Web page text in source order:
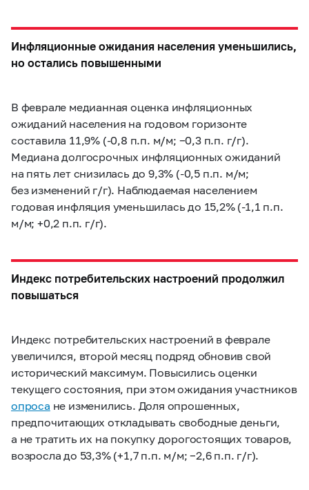
Инфляционные ожидания населения уменьшились,
но остались повышенными
В феврале медианная оценка инфляционных
ожиданий населения на годовом горизонте
составила 11,9% (-0,8 п.п. м/м; −0,3 п.п. г/г).
Медиана долгосрочных инфляционных ожиданий
на пять лет снизилась до 9,3% (-0,5 п.п. м/м;
без изменений г/г). Наблюдаемая населением
годовая инфляция уменьшилась до 15,2% (-1,1 п.п.
м/м; +0,2 п.п. г/г).
Индекс потребительских настроений продолжил
повышаться
Индекс потребительских настроений в феврале
увеличился, второй месяц подряд обновив свой
исторический максимум. Повысились оценки
текущего состояния, при этом ожидания участников
опроса не изменились. Доля опрошенных,
предпочитающих откладывать свободные деньги,
а не тратить их на покупку дорогостоящих товаров,
возросла до 53,3% (+1,7 п.п. м/м; −2,6 п.п. г/г).